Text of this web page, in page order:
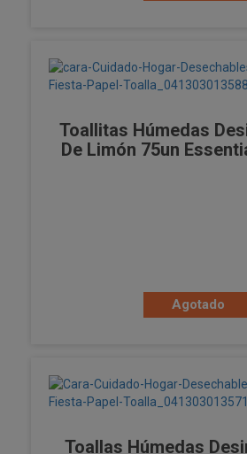
Toallitas Húmedas
De Limón 75un
Agotado
Toallas Húmedas